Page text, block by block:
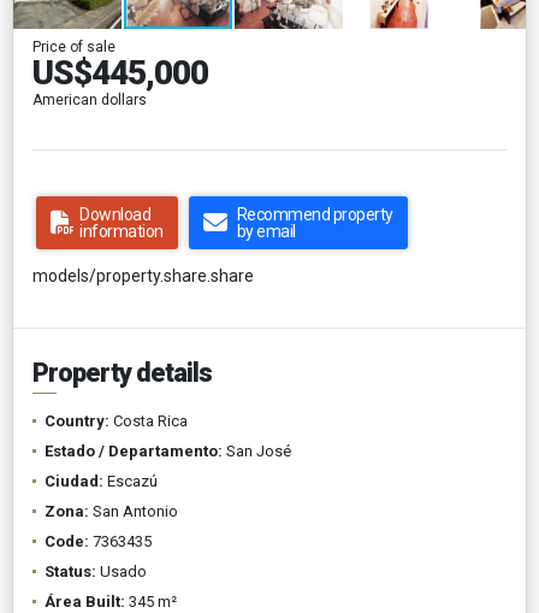
Price of sale
US$445,000
American dollars
Download
information
Recommend property
by email
models/property.share.share
Property details
Country: Costa Rica
Estado / Departamento: San José
Ciudad: Escazú
Zona: San Antonio
Code: 7363435
Status: Usado
Área Built: 345 m²